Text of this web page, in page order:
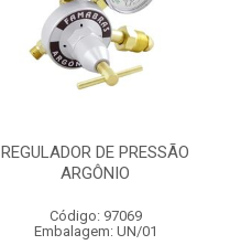
REGULADOR DE PRESSÃO
ARGÔNIO
Código: 97069
Embalagem: UN/01